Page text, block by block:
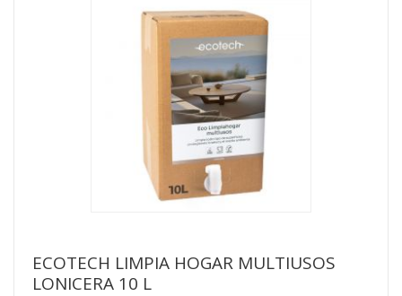
ECOTECH LIMPIA HOGAR MULTIUSOS
LONICERA 10 L